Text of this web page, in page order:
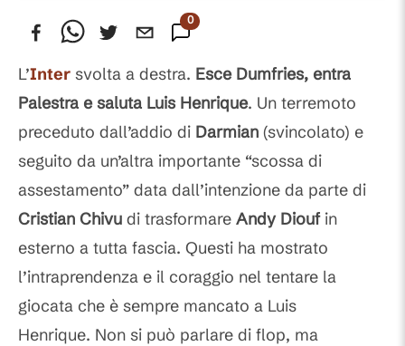
0
L’Inter svolta a destra. Esce Dumfries, entra
Palestra e saluta Luis Henrique. Un terremoto
preceduto dall’addio di Darmian (svincolato) e
seguito da un’altra importante “scossa di
assestamento” data dall’intenzione da parte di
Cristian Chivu di trasformare Andy Diouf in
esterno a tutta fascia. Questi ha mostrato
l’intraprendenza e il coraggio nel tentare la
giocata che è sempre mancato a Luis
Henrique. Non si può parlare di flop, ma